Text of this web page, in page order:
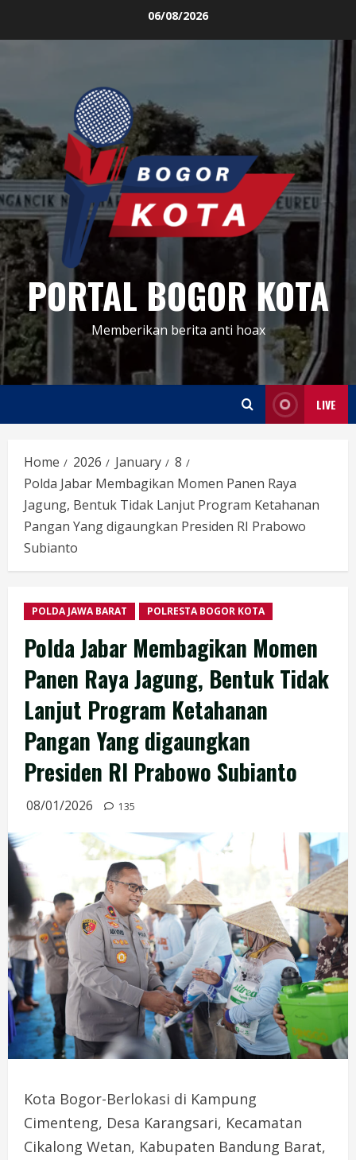
06/08/2026
PORTAL BOGOR KOTA
Memberikan berita anti hoax
LIVE
Home 2026 January
8
Polda Jabar Membagikan Momen Panen Raya
Jagung, Bentuk Tidak Lanjut Program Ketahanan
Pangan Yang digaungkan Presiden RI Prabowo
Subianto
POLDA JAWA BARAT POLRESTA BOGOR KOTA
Polda Jabar Membagikan Momen
Panen Raya Jagung, Bentuk Tidak
Lanjut Program Ketahanan
Pangan Yang digaungkan
Presiden RI Prabowo Subianto
08/01/2026 135
Kota Bogor-Berlokasi di Kampung
Cimenteng, Desa Karangsari, Kecamatan
Cikalong Wetan, Kabupaten Bandung Barat,